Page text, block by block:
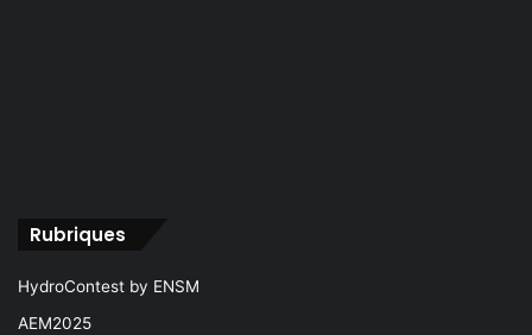
Rubriques
HydroContest by ENSM
AEM2025